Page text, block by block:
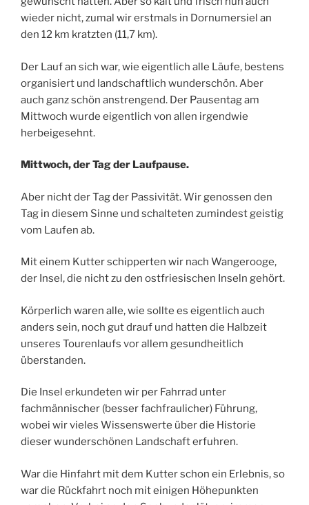
wieder nicht, zumal wir erstmals in Dornumersiel an
den 12 km kratzten (11,7 km).
Der Lauf an sich war, wie eigentlich alle Läufe, bestens
organisiert und landschaftlich wunderschön. Aber
auch ganz schön anstrengend. Der Pausentag am
Mittwoch wurde eigentlich von allen irgendwie
herbeigesehnt.
Mittwoch, der Tag der Laufpause.
Aber nicht der Tag der Passivität. Wir genossen den
Tag in diesem Sinne und schalteten zumindest geistig
vom Laufen ab.
Mit einem Kutter schipperten wir nach Wangerooge,
der Insel, die nicht zu den ostfriesischen Inseln gehört.
Körperlich waren alle, wie sollte es eigentlich auch
anders sein, noch gut drauf und hatten die Halbzeit
unseres Tourenlaufs vor allem gesundheitlich
überstanden.
Die Insel erkundeten wir per Fahrrad unter
fachmännischer (besser fachfraulicher) Führung,
wobei wir vieles Wissenswerte über die Historie
dieser wunderschönen Landschaft erfuhren.
War die Hinfahrt mit dem Kutter schon ein Erlebnis, so
war die Rückfahrt noch mit einigen Höhepunkten